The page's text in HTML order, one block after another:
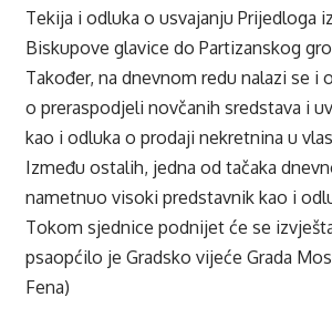
Tekija i odluka o usvajanju Prijedloga
Biskupove glavice do Partizanskog
Također, na dnevnom redu nalazi se i
o preraspodjeli novčanih sredstava i
kao i odluka o prodaji nekretnina u
Između ostalih, jedna od tačaka
nametnuo visoki predstavnik kao i
Tokom sjednice podnijet će se
psaopćilo je Gradsko vijeće Grada
Fena)